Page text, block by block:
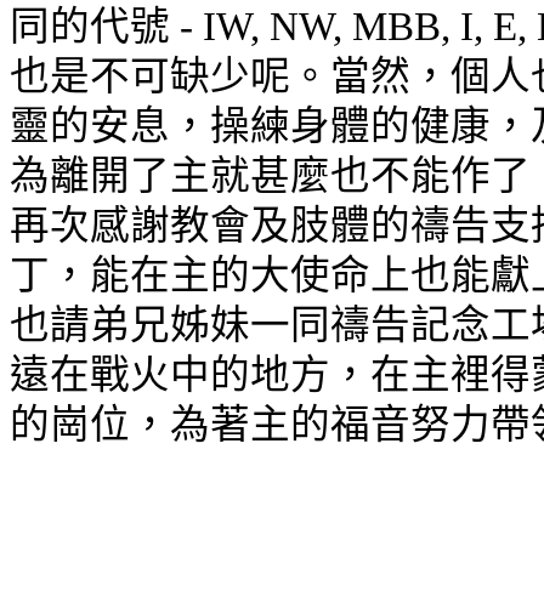
同的代號 - IW, NW, MBB, I, E,
也是不可缺少呢。當然，個
靈的安息，操練身體的健康
為離開了主就甚麼也不能作了
再次感謝教會及肢體的禱告
丁，能在主的大使命上也能
也請弟兄姊妹一同禱告記念
遠在戰火中的地方，在主裡
的崗位，為著主的福音努力